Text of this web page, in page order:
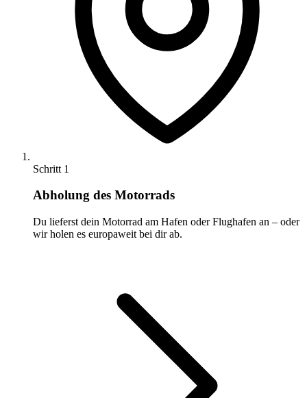
Schritt 1
Abholung des Motorrads
Du lieferst dein Motorrad am Hafen oder Flughafen an – oder
wir holen es europaweit bei dir ab.